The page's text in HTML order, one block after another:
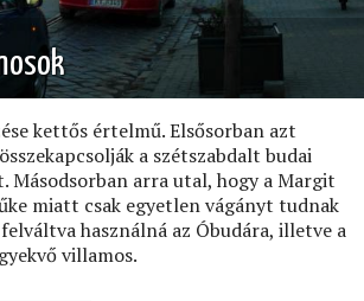
kettős értelmű. Elsősorban azt
a szétszabdalt budai
Másodsorban arra utal, hogy a Margit
miatt csak egyetlen vágányt tudnak
használná az Óbudára, illetve a
villamos.